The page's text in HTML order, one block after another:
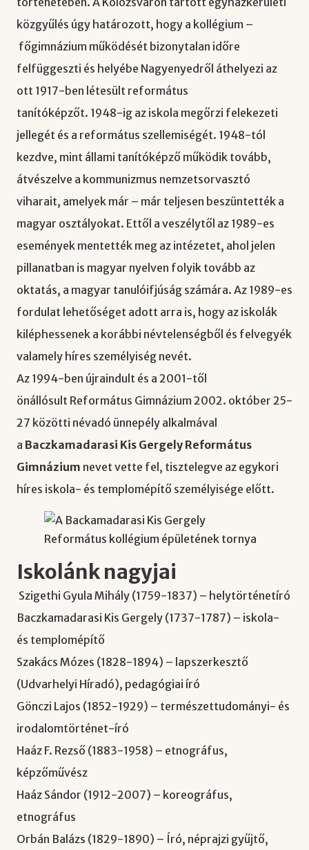
közgyűlés úgy határozott, hogy a kollégium –
főgimnázium működését bizonytalan időre
felfüggeszti és helyébe Nagyenyedről áthelyezi az
ott 1917-ben létesült református
tanítóképzőt. 1948-ig az iskola megőrzi felekezeti
jellegét és a református szellemiségét. 1948-tól
kezdve, mint állami tanítóképző működik tovább,
átvészelve a kommunizmus nemzetsorvasztó
viharait, amelyek már – már teljesen beszüntették a
magyar osztályokat. Ettől a veszélytől az 1989-es
események mentették meg az intézetet, ahol jelen
pillanatban is magyar nyelven folyik tovább az
oktatás, a magyar tanulóifjúság számára. Az 1989-es
fordulat lehetőséget adott arra is, hogy az iskolák
kiléphessenek a korábbi névtelenségből és felvegyék
valamely híres személyiség nevét.
Az 1994-ben újraindult és a 2001-től
önállósult Református Gimnázium 2002. október 25-
27 közötti névadó ünnepély alkalmával
a Baczkamadarasi Kis Gergely Református
Gimnázium nevet vette fel, tisztelegve az egykori
híres iskola- és templomépítő személyisége előtt.
Iskolánk nagyjai
Szigethi Gyula Mihály (1759-1837) – helytörténetíró
Baczkamadarasi Kis Gergely (1737-1787) – iskola-
és templomépítő
Szakács Mózes (1828-1894) – lapszerkesztő
(Udvarhelyi Híradó), pedagógiai író
Gönczi Lajos (1852-1929) – természettudományi- és
irodalomtörténet-író
Haáz F. Rezső (1883-1958) – etnográfus,
képzőművész
Haáz Sándor (1912-2007) – koreográfus,
etnográfus
Orbán Balázs (1829-1890) – Író, néprajzi gyűjtő,